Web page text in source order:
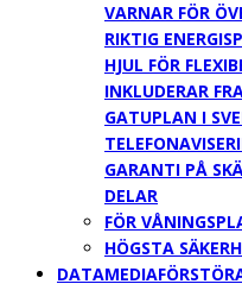
VARNAR FÖR
RIKTIG
HJUL FÖR
INKLUDERAR
GATUPLAN I
GARANTI PÅ
DELAR
FÖR
HÖGSTA